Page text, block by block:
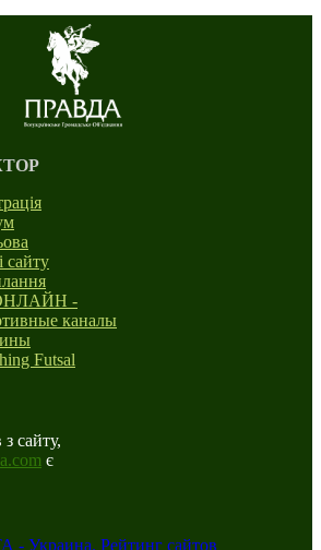
сайту
-
каналы
Futsal
сайту,
є